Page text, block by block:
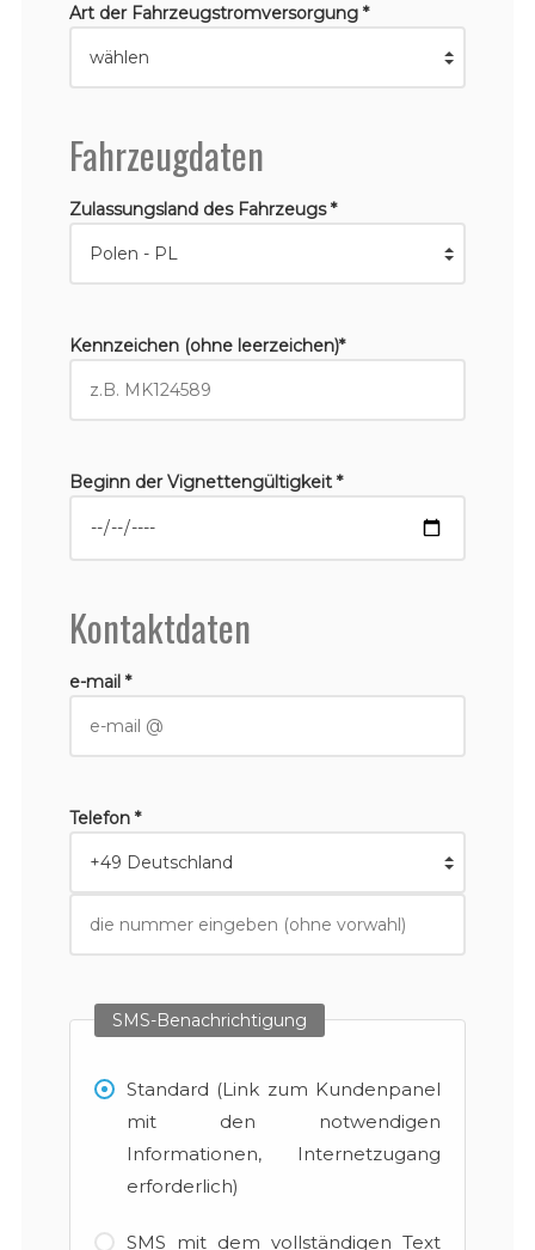
Art der Fahrzeugstromversorgung *
Fahrzeugdaten
Zulassungsland des Fahrzeugs *
Kennzeichen (ohne leerzeichen)*
Beginn der Vignettengültigkeit *
Kontaktdaten
e-mail *
Telefon *
SMS-Benachrichtigung
Standard (Link zum Kundenpanel
mit den notwendigen
Informationen, Internetzugang
erforderlich)
SMS mit dem vollständigen Text